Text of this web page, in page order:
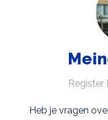
Register
Heb je vragen